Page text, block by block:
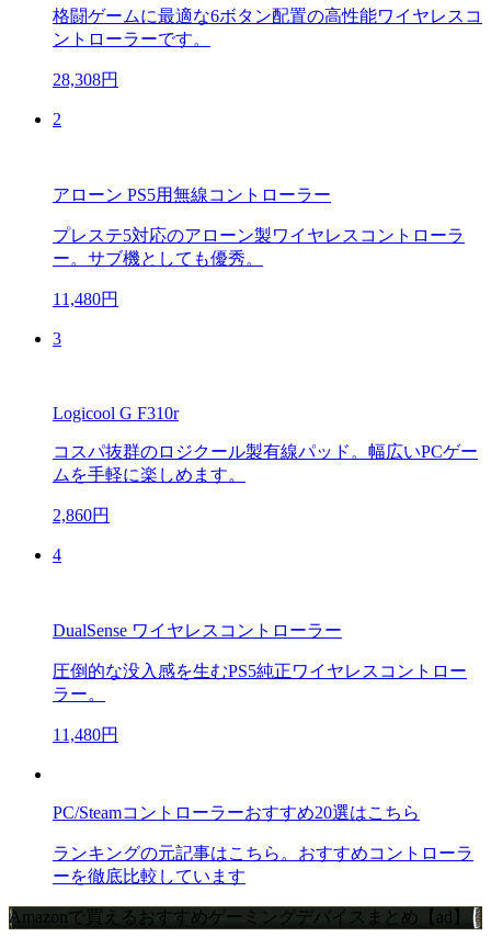
格闘ゲームに最適な6ボタン配置の高性能ワイヤレスコ
ントローラーです。
28,308円
2
アローン PS5用無線コントローラー
プレステ5対応のアローン製ワイヤレスコントローラ
ー。サブ機としても優秀。
11,480円
3
Logicool G F310r
コスパ抜群のロジクール製有線パッド。幅広いPCゲー
ムを手軽に楽しめます。
2,860円
4
DualSense ワイヤレスコントローラー
圧倒的な没入感を生むPS5純正ワイヤレスコントロー
ラー。
11,480円
PC/Steamコントローラーおすすめ20選はこちら
ランキングの元記事はこちら。おすすめコントローラ
ーを徹底比較しています
Amazonで買えるおすすめゲーミングデバイスまとめ【ad】